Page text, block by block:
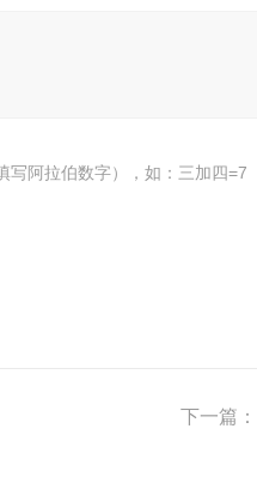
写阿拉伯数字），如：三加四=7
下一篇：